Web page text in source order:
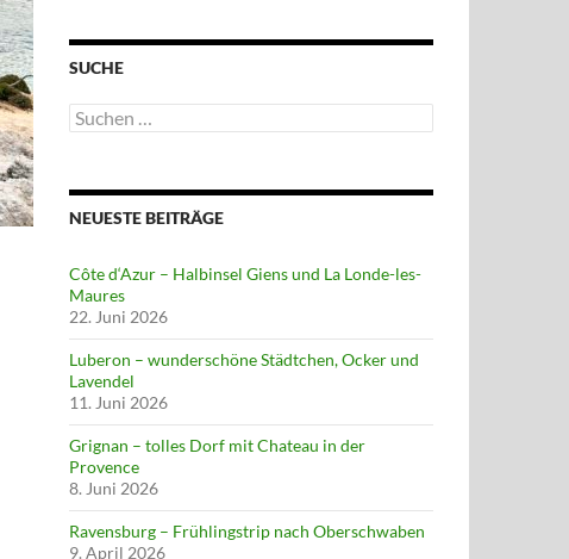
SUCHE
Suchen
nach:
NEUESTE BEITRÄGE
Côte d‘Azur – Halbinsel Giens und La Londe-les-
Maures
22. Juni 2026
Luberon – wunderschöne Städtchen, Ocker und
Lavendel
11. Juni 2026
Grignan – tolles Dorf mit Chateau in der
Provence
8. Juni 2026
Ravensburg – Frühlingstrip nach Oberschwaben
9. April 2026